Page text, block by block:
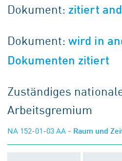
Dokument: zitiert
Dokument:wird in
Dokumenten zitiert
Zuständiges
Arbeitsgremium
NA 152-01-03 AA - Raum und